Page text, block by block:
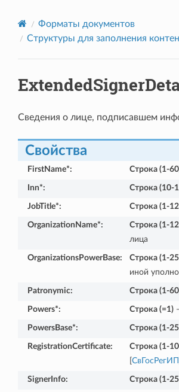
Форматы документов
Cтруктуры для заполнения
Сведения о лице, подписавшем
Свойства
FirstName*: Строка (1-
Inn*: Строка (10-
JobTitle*: Строка (1-
OrganizationName*: Строка (1-
лица
OrganizationsPowerBase: Строка (1-
иной
Patronymic: Строка (1-
Powers*: Строка (=1)
PowersBase*: Строка (1-
RegistrationCertificate: Строка (1-
СвГосРегИП
SignerInfo: Строка (1-